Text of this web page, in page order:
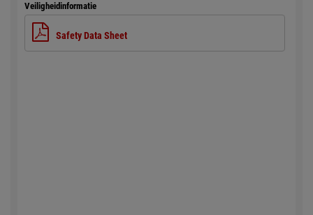
Veiligheidinformatie
Safety Data Sheet